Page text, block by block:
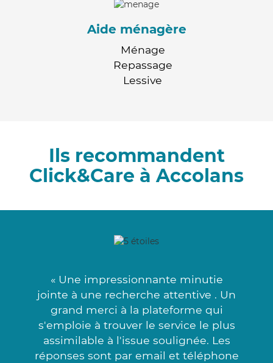
Aide ménagère
Ménage
Repassage
Lessive
Ils recommandent
Click&Care à Accolans
« Une impressionnante minutie
jointe à une recherche attentive . Un
grand merci à la plateforme qui
s'emploie à trouver le service le plus
assimilable à l'issue soulignée. Les
réponses sont par email et téléphone